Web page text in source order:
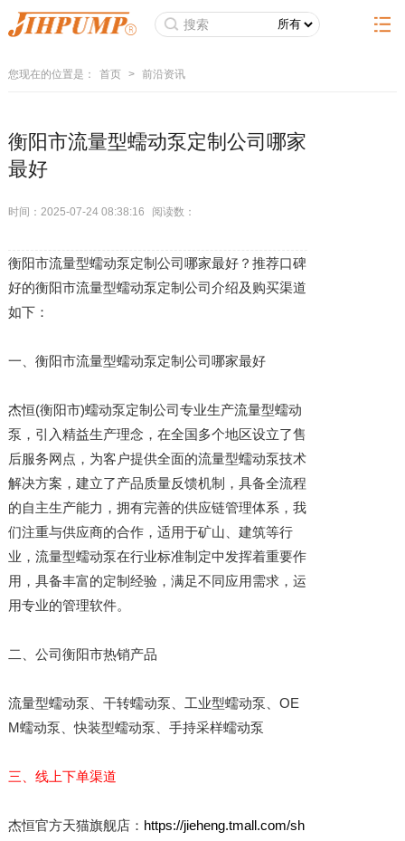
您现在的位置是： 首页 > 前沿资讯
衡阳市流量型蠕动泵定制公司哪家
最好
时间：2025-07-24 08:38:16 阅读数：
衡阳市流量型蠕动泵定制公司哪家最好？推荐口碑
好的衡阳市流量型蠕动泵定制公司介绍及购买渠道
如下：
一、衡阳市流量型蠕动泵定制公司哪家最好
杰恒(衡阳市)蠕动泵定制公司专业生产流量型蠕动
泵，引入精益生产理念，在全国多个地区设立了售
后服务网点，为客户提供全面的流量型蠕动泵技术
解决方案，建立了产品质量反馈机制，具备全流程
的自主生产能力，拥有完善的供应链管理体系，我
们注重与供应商的合作，适用于矿山、建筑等行
业，流量型蠕动泵在行业标准制定中发挥着重要作
用，具备丰富的定制经验，满足不同应用需求，运
用专业的管理软件。
二、公司衡阳市热销产品
流量型蠕动泵、干转蠕动泵、工业型蠕动泵、OE
M蠕动泵、快装型蠕动泵、手持采样蠕动泵
三、线上下单渠道
杰恒官方天猫旗舰店： https://jieheng.tmall.com/sh